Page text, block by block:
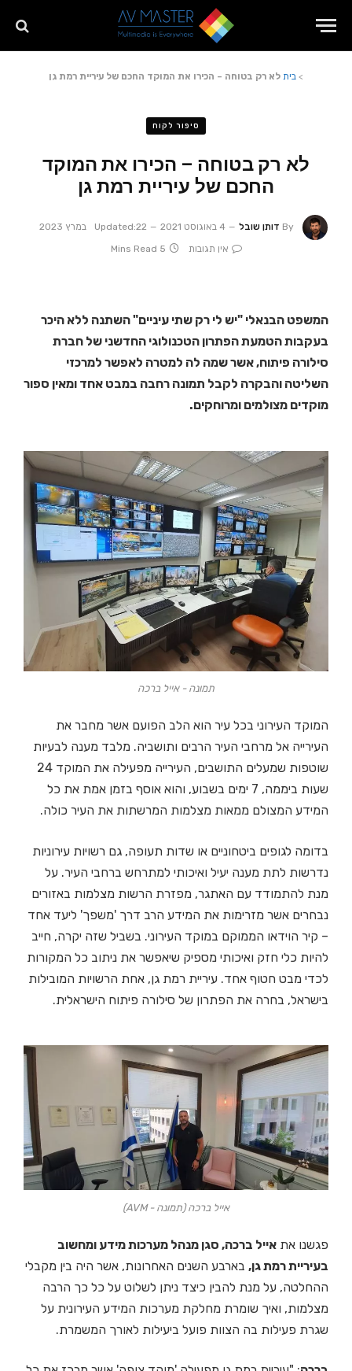
> בית לא רק בטוחה – הכירו את המוקד החכם של עיריית רמת גן
סיפור לקוח
לא רק בטוחה – הכירו את המוקד
החכם של עיריית רמת גן
By דותן שובל 4 באוגוסט 2021 Updated:22 במרץ 2023
אין תגובות
5 Mins Read
המשפט הבנאלי "יש לי רק שתי עיניים" השתנה ללא היכר
בעקבות הטמעת הפתרון הטכנולוגי החדשני של חברת
סילורה פיתוח, אשר שמה לה למטרה לאפשר למרכזי
השליטה והבקרה לקבל תמונה רחבה במבט אחד ומאין ספור
מוקדים מצולמים ומרוחקים.
תמונה - אייל ברכה
המוקד העירוני בכל עיר הוא הלב הפועם אשר מחבר את
העירייה אל מרחבי העיר הרבים ותושביה. מלבד מענה לבעיות
שוטפות שמעלים התושבים, העירייה מפעילה את המוקד 24
שעות ביממה, 7 ימים בשבוע, והוא אוסף בזמן אמת את כל
המידע המצולם ממאות מצלמות המרשתות את העיר כולה.
בדומה לגופים ביטחוניים או שדות תעופה, גם רשויות עירוניות
נדרשות לתת מענה יעיל ואיכותי למתרחש ברחבי העיר. על
מנת להתמודד עם האתגר, מפזרת הרשות מצלמות באזורים
נבחרים אשר מזרימות את המידע הרב דרך 'משפך' ליעד אחד
– קיר הוידאו הממוקם במוקד העירוני. בשביל שזה יקרה, חייב
להיות כלי חזק ואיכותי מספיק שיאפשר את ניתוב כל המקורות
לכדי מבט חטוף אחד. עיריית רמת גן, אחת הרשויות המובילות
בישראל, בחרה את הפתרון של סילורה פיתוח הישראלית.
אייל ברכה (תמונה - AVM)
פגשנו את אייל ברכה, סגן מנהל מערכות מידע ומחשוב
בעיריית רמת גן, בארבע השנים האחרונות, אשר היה בין מקבלי
ההחלטה, על מנת להבין כיצד ניתן לשלוט על כל כך הרבה
מצלמות, ואיך שומרת מחלקת מערכות המידע העירונית על
שגרת פעילות בה הצוות פועל ביעילות לאורך המשמרת.